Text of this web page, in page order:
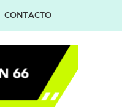
CONTACTO